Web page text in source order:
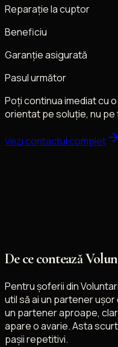
Reparație la cuptor
Beneficiu
Garanție asigurată
Pasul următor
Poți continua imediat cu
orientat pe soluție, nu
Vezi contactul complet
De ce contează
Pentru șoferii din
util să ai un partener
un partener aproape,
apare o avarie. Asta
pașii repetitivi.